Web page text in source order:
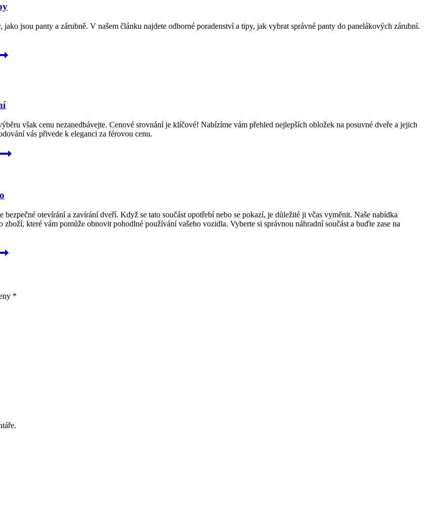
jsou panty a zárubně. V našem článku najdete odborné poradenství a tipy, jak vybrat správné panty do panelákových zárubní.
však cenu nezanedbávejte. Cenové srovnání je klíčové! Nabízíme vám přehled nejlepších obložek na posuvné dveře a jejich
vás přivede k eleganci za férovou cenu.
otevírání a zavírání dveří. Když se tato součást opotřebí nebo se pokazí, je důležité ji včas vyměnit. Naše nabídka
které vám pomůže obnovit pohodlné používání vašeho vozidla. Vyberte si správnou náhradní součást a buďte zase na
*